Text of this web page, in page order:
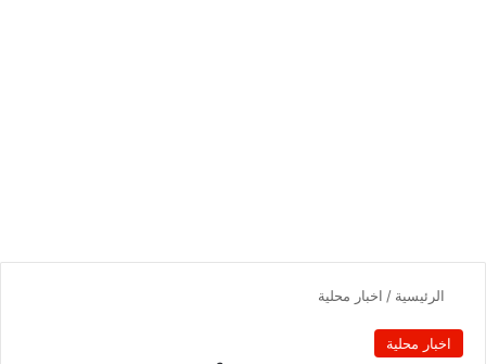
الرئيسية / اخبار محلية
اخبار محلية